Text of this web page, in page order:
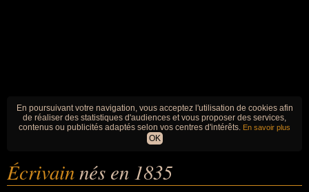
En poursuivant votre navigation, vous acceptez l'utilisation de cookies afin
de réaliser des statistiques d'audiences et vous proposer des services,
contenus ou publicités adaptés selon vos centres d'intérêts. En savoir plus
OK
Écrivainnés en 1835